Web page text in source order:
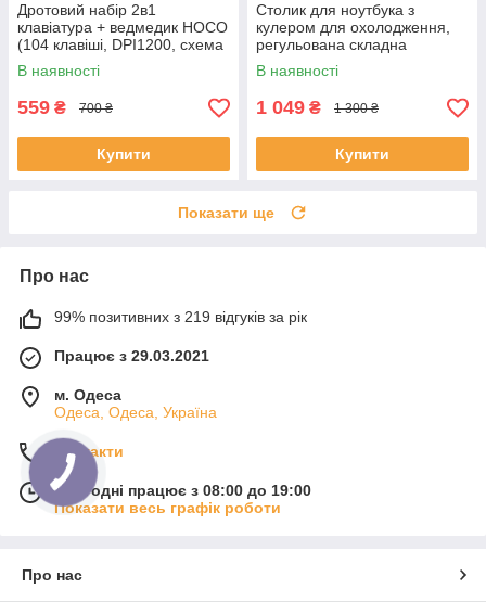
Дротовий набір 2в1
клавіатура + ведмедик HOCO
(104 клавіші, DPI1200, схема
HCT SXY) GM16
В наявності
559 ₴ 700 ₴
Купити
Столик для ноутбука з
кулером для охолодження,
регульована складна
підставка на ліжко, диван,
стіл, TN-2340
В наявності
1 049 ₴ 1 300 ₴
Купити
Показати ще
Про нас
99% позитивних з 219 відгуків за рік
Працює з 29.03.2021
м. Одеса
Одеса, Одеса, Україна
Контакти
Сьогодні працює з 08:00 до 19:00
Показати весь графік роботи
Про нас